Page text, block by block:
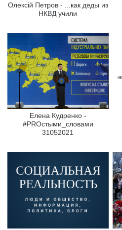
Олексій Петров - ...как деды из
НКВД учили
Елена Кудренко -
#PROстыми_словами
31052021